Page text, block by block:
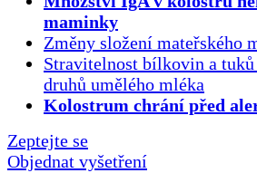
maminky
Změny složení mateřského
Stravitelnost bílkovin a
druhů umělého mléka
Kolostrum chrání před
Zeptejte se
Objednat vyšetření